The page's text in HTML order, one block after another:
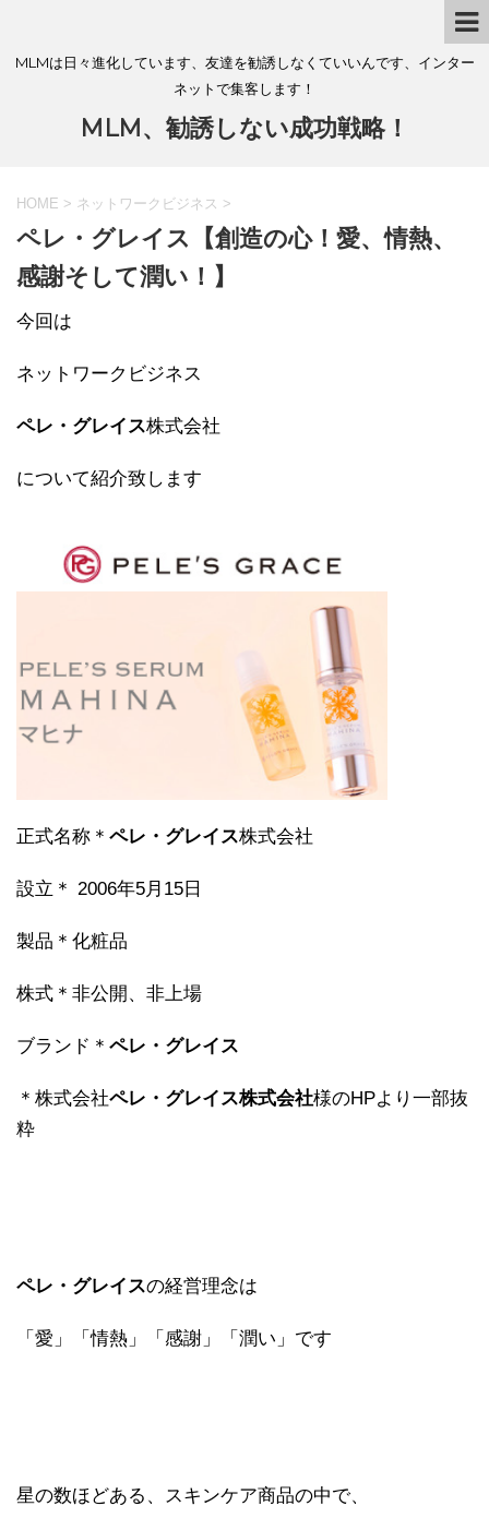
MLMは日々進化しています、友達を勧誘しなくていいんです、インター
ネットで集客します！
MLM、勧誘しない成功戦略！
HOME > ネットワークビジネス >
ペレ・グレイス【創造の心！愛、情熱、
感謝そして潤い！】
今回は
ネットワークビジネス
ペレ・グレイス株式会社
について紹介致します
正式名称＊ ペレ・グレイス株式会社
設立＊ 2006年5月15日
製品＊化粧品
株式＊非公開、非上場
ブランド＊ ペレ・グレイス
＊株式会社ペレ・グレイス株式会社様のHPより一部抜
粋
ペレ・グレイスの経営理念は
「愛」「情熱」「感謝」「潤い」です
星の数ほどある、スキンケア商品の中で、